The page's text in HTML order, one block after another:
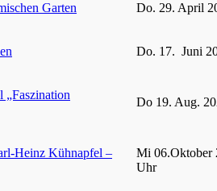
Garten Do. 29. April
Do. 17. Juni
„Faszination
Do 19. Aug.
Heinz Kühnapfel –
Mi 06.Oktober
Uhr